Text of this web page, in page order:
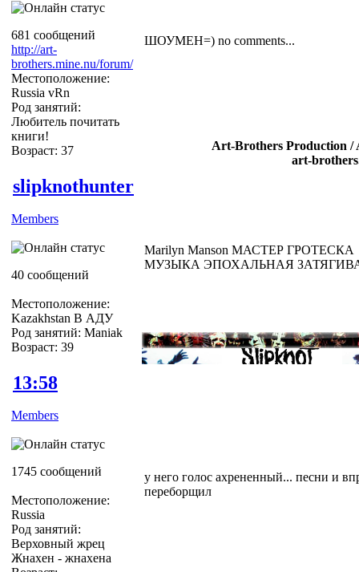
681 сообщений
http://art-
brothers.mine.nu/forum/
Местоположение:
Russia vRn
Род занятий:
Любитель почитать
книги!
Возраст: 37
ШОУМЕН=) no comments...
Art-Brothers Production /
art-
slipknothunter
Members
40 сообщений
Местоположение:
Kazakhstan В АДУ
Род занятий: Maniak
Возраст: 39
Marilyn Мanson МАСТЕР ГРОТЕСКА
МУЗЫКА ЭПОХАЛЬНАЯ
13:58
Members
1745 сообщений
Местоположение:
Russia
Род занятий:
Верховный жрец
Жнахен - жнахена
у него голос ахрененный... песни и
переборщил